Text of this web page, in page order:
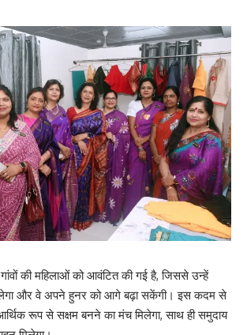
की महिलाओं को आवंटित की गई है, जिससे उन्हें
और वे अपने हुनर को आगे बढ़ा सकेंगी। इस कदम से
रूप से सक्षम बनने का मंच मिलेगा, साथ ही समुदाय